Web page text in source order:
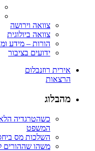
צוואה וירושה
צוואה ביולוגית
הורות – מידע
ידועים בציבור
אירית רוזנבלום
הרצאות
מהבלוג
כשהטרגדיה
המשפט
השלכות מס
משהו שההורים